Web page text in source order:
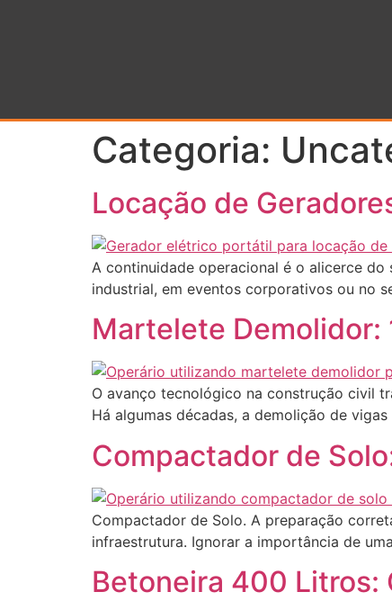
Categoria:
Locação de
A continuidade operacional é o alicerce do
industrial, em eventos corporativos ou no
Martelete Demolidor:
O avanço tecnológico na construção civil
Há algumas décadas, a demolição de vigas
Compactador de
Compactador de Solo. A preparação
infraestrutura. Ignorar a importância de
Betoneira 400 Litros: